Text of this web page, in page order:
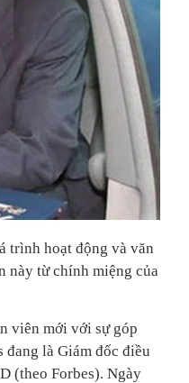
trình hoạt động và văn
này từ chính miệng của
viên mới với sự góp
đang là Giám đốc điều
(theo Forbes). Ngày